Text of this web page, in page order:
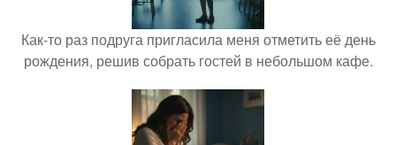
Как-то раз подруга пригласила меня отметить её день
рождения, решив собрать гостей в небольшом кафе.